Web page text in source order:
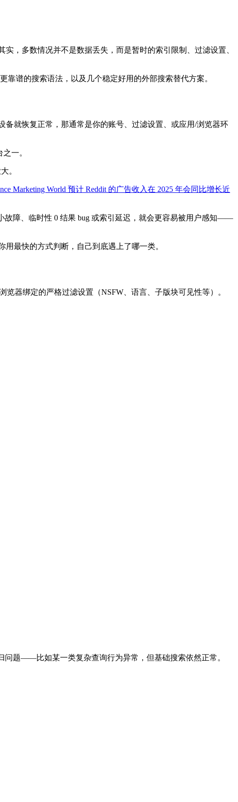
，多数情况并不是数据丢失，而是暂时的索引限制、过滤设置、
谱的搜索语法，以及几个稳定好用的外部搜索替代方案。
就恢复正常，那通常是你的账号、过滤设置、或应用/浏览器环
一。
。
Marketing World 预计 Reddit 的广告收入在 2025 年会同比增长近
故障、临时性 0 结果 bug 或索引延迟，就会更容易被用户感知——
最快的方式判断，自己到底遇上了哪一类。
器绑定的严格过滤设置（NSFW、语言、子版块可见性等）。
问题——比如某一类复杂查询行为异常，但基础搜索依然正常。